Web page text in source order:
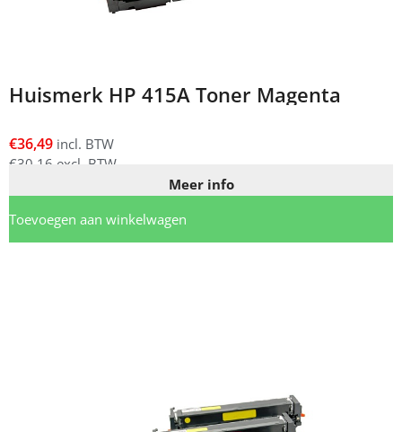
Huismerk HP 415A Toner Magenta
€36,49 incl. BTW
€30,16 excl. BTW
Meer info
Toevoegen aan winkelwagen